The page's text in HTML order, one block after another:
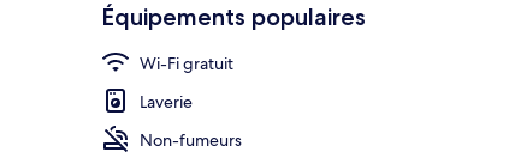
Équipements populaires
Wi-Fi gratuit
Laverie
Non-fumeurs